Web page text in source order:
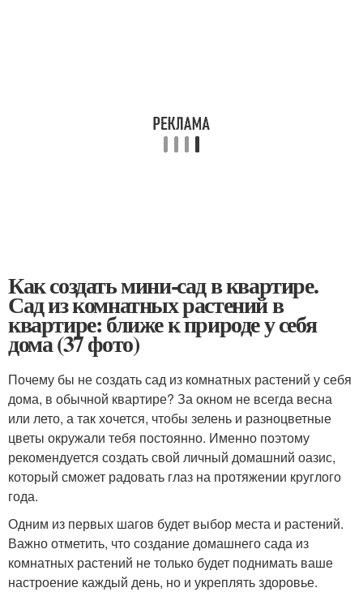
Как создать мини-сад в квартире.
Сад из комнатных растений в
квартире: ближе к природе у себя
дома (37 фото)
Почему бы не создать сад из комнатных растений у себя
дома, в обычной квартире? За окном не всегда весна
или лето, а так хочется, чтобы зелень и разноцветные
цветы окружали тебя постоянно. Именно поэтому
рекомендуется создать свой личный домашний оазис,
который сможет радовать глаз на протяжении круглого
года.
Одним из первых шагов будет выбор места и растений.
Важно отметить, что создание домашнего сада из
комнатных растений не только будет поднимать ваше
настроение каждый день, но и укреплять здоровье.